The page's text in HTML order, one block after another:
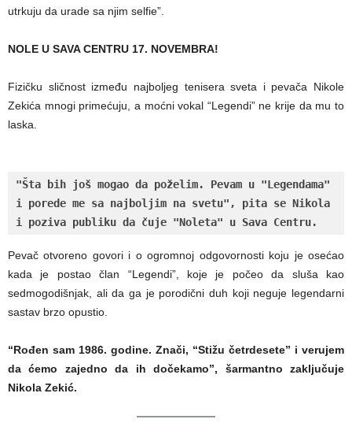
utrkuju da urade sa njim selfie”.
NOLE U SAVA CENTRU 17. NOVEMBRA!
Fizičku sličnost između najboljeg tenisera sveta i pevača Nikole
Zekića mnogi primećuju, a moćni vokal “Legendi” ne krije da mu to
laska.
"Šta bih još mogao da poželim. Pevam u "Legendama"
i porede me sa najboljim na svetu", pita se Nikola
i poziva publiku da čuje "Noleta" u Sava Centru.
Pevač otvoreno govori i o ogromnoj odgovornosti koju je osećao
kada je postao član “Legendi”, koje je počeo da sluša kao
sedmogodišnjak, ali da ga je porodični duh koji neguje legendarni
sastav brzo opustio.
“Rođen sam 1986. godine. Znači, “Stižu četrdesete” i verujem
da ćemo zajedno da ih dočekamo”, šarmantno zaključuje
Nikola Zekić.